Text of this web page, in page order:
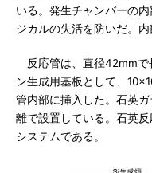
いる。発生チャンバーの
ジカルの失活を防いだ。
反応管は、直径42mmで
ン生成用基板として、
管内部に挿入した。石英
離で設置している。石英
システムである。